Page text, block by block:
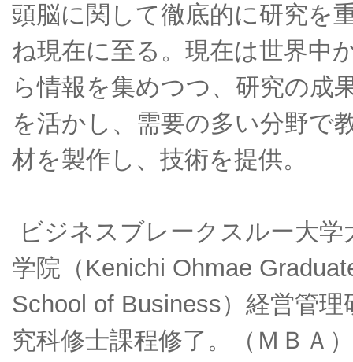
頭脳に関して徹底的に研究を
ね現在に至る。現在は世界中
ら情報を集めつつ、研究の成
を活かし、需要の多い分野で
材を製作し、技術を提供。
ビジネスブレークスルー大学
学院（Kenichi Ohmae
School of Business）経営管理
究科修士課程修了。（ＭＢＡ）